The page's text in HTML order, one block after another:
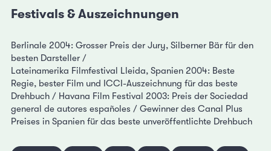
Festivals & Auszeichnungen
Berlinale 2004: Grosser Preis der Jury, Silberner Bär für den
besten Darsteller /
Lateinamerika Filmfestival Lleida, Spanien 2004: Beste
Regie, bester Film und ICCI-Auszeichnung für das beste
Drehbuch / Havana Film Festival 2003: Preis der Sociedad
general de autores españoles / Gewinner des Canal Plus
Preises in Spanien für das beste unveröffentlichte Drehbuch